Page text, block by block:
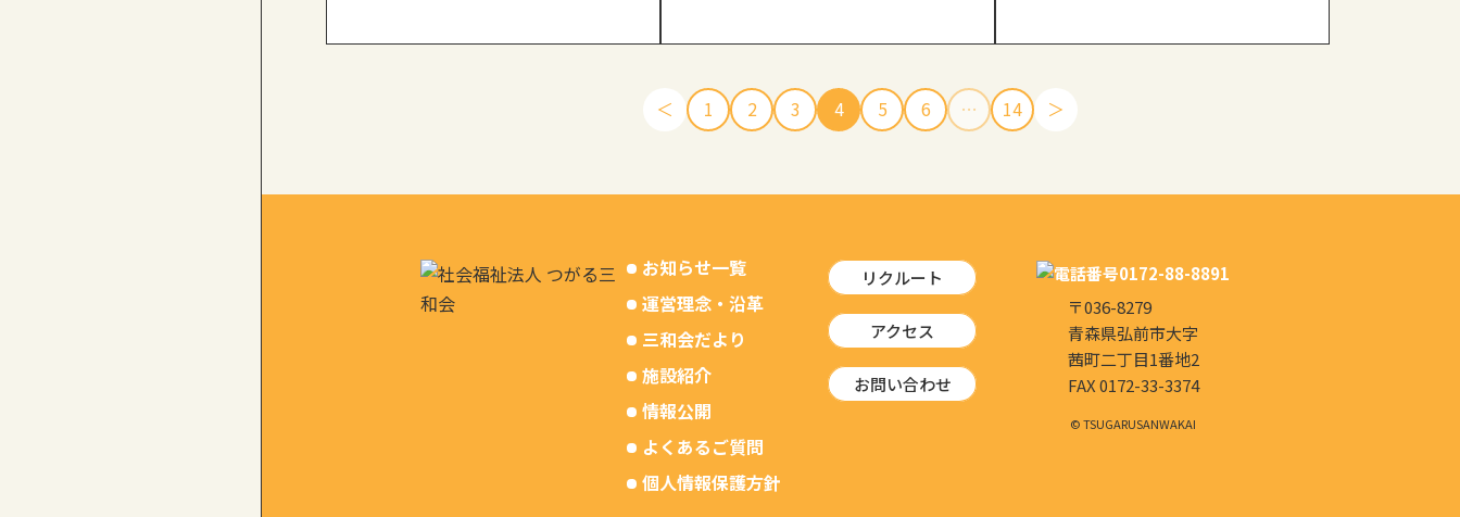
＜ 1 2 3 4 5 6 … 14 ＞
お知らせ一覧
運営理念・沿革
三和会だより
施設紹介
情報公開
よくあるご質問
個人情報保護方針
リクルート
アクセス
お問い合わせ
〒036-8279
青森県弘前市大字
茜町二丁目1番地2
FAX 0172-33-3374
© TSUGARUSANWAKAI